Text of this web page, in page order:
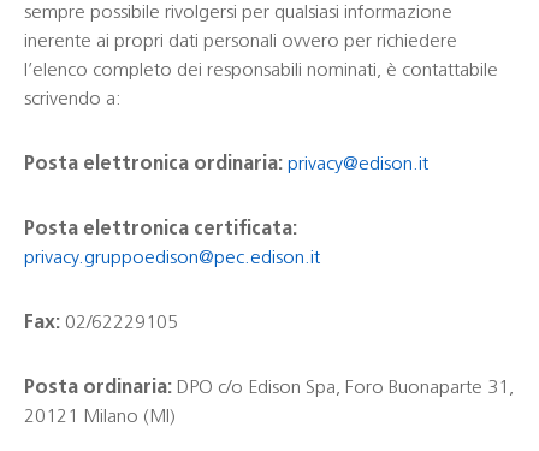
sempre possibile rivolgersi per qualsiasi informazione
inerente ai propri dati personali ovvero per richiedere
l’elenco completo dei responsabili nominati, è contattabile
scrivendo a:
Posta elettronica ordinaria: privacy@edison.it
Posta elettronica certificata:
privacy.gruppoedison@pec.edison.it
Fax: 02/62229105
Posta ordinaria: DPO c/o Edison Spa, Foro Buonaparte 31,
20121 Milano (MI)